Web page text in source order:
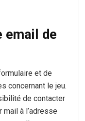
email de
et de
concernant le jeu.
de contacter
à l’adresse